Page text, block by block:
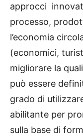
approcci
processo,
l’economia
(economici,
migliorare la
può essere
grado di
abilitante per
sulla base di